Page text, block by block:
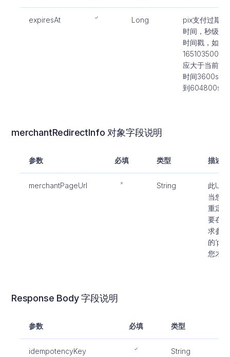
expiresAt Long
pix支付过期
时间，秒级
时间戳，如:
1651035000.
应大于当前
时间3600s
到604800s
merchantRedirectInfo 对象字段说明
参数 必填 类型 描述
merchantPageUrl String
此
当您
重定
要在
求参
的
您才
Response Body 字段说明
参数 必填 类型
idempotencyKey String